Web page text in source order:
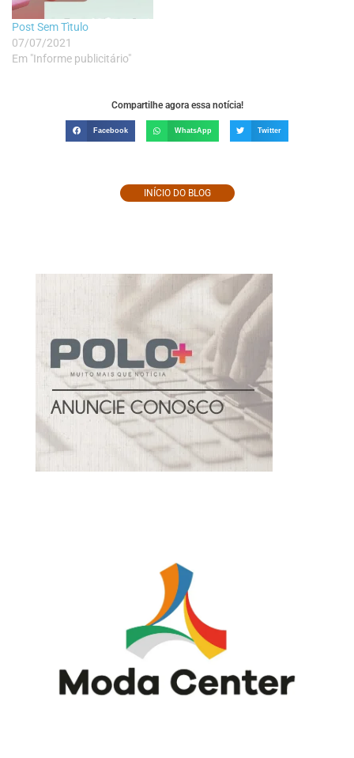
Post Sem Tìtulo
07/07/2021
Em "Informe publicitário"
Compartilhe agora essa notícia!
Facebook WhatsApp Twitter
INÍCIO DO BLOG